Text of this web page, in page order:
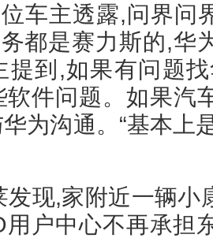
车主透露,问界问
都是赛力斯的,华
提到,如果有问题
软件问题。如果汽
为沟通。“基本上
发现,家附近一辆小
用户中心不再承担